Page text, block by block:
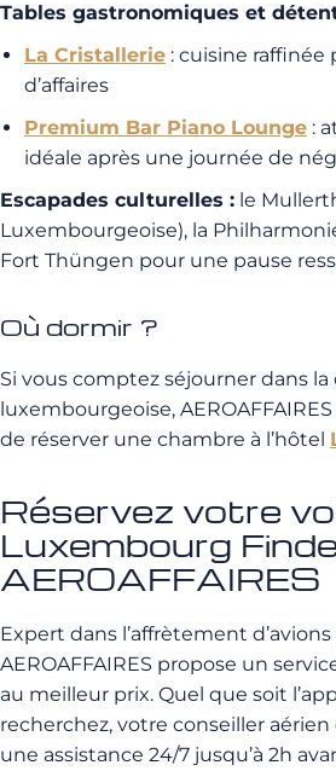
Tables gastronomiques et
La Cristallerie : cuisine raffinée
d’affaires
Premium Bar Piano Lounge :
idéale après une journée de
Escapades culturelles : le
Luxembourgeoise), la
Fort Thüngen pour une pause
Où dormir ?
Si vous comptez séjourner dans la
luxembourgeoise,
de réserver une chambre à l’hôtel
Réservez votre
Luxembourg
AEROAFFAIRES
Expert dans l’affrètement d’avions
AEROAFFAIRES propose un
au meilleur prix. Quel que soit
recherchez, votre conseiller
une assistance 24/7 jusqu’à 2h